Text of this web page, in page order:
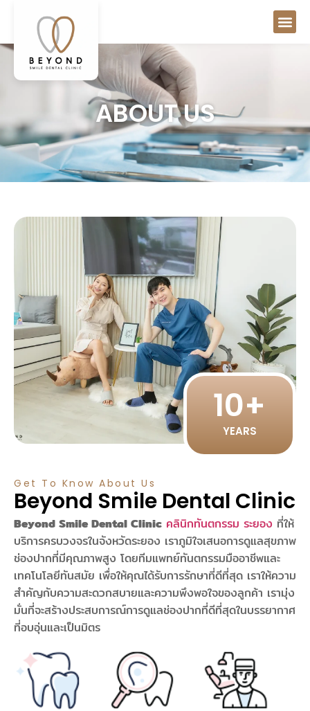
ABOUT US
YEARS
10+
Get To Know About Us
Beyond Smile Dental Clinic
Beyond Smile Dental Clinic คลินิกทันตกรรม ระยอง ที่ให้
บริการครบวงจรในจังหวัดระยอง เราภูมิใจเสนอการดูแลสุขภาพ
ช่องปากที่มีคุณภาพสูง โดยทีมแพทย์ทันตกรรมมืออาชีพและ
เทคโนโลยีทันสมัย เพื่อให้คุณได้รับการรักษาที่ดีที่สุด เราให้ความ
สำคัญกับความสะดวกสบายและความพึงพอใจของลูกค้า เรามุ่ง
มั่นที่จะสร้างประสบการณ์การดูแลช่องปากที่ดีที่สุดในบรรยากาศ
ที่อบอุ่นและเป็นมิตร